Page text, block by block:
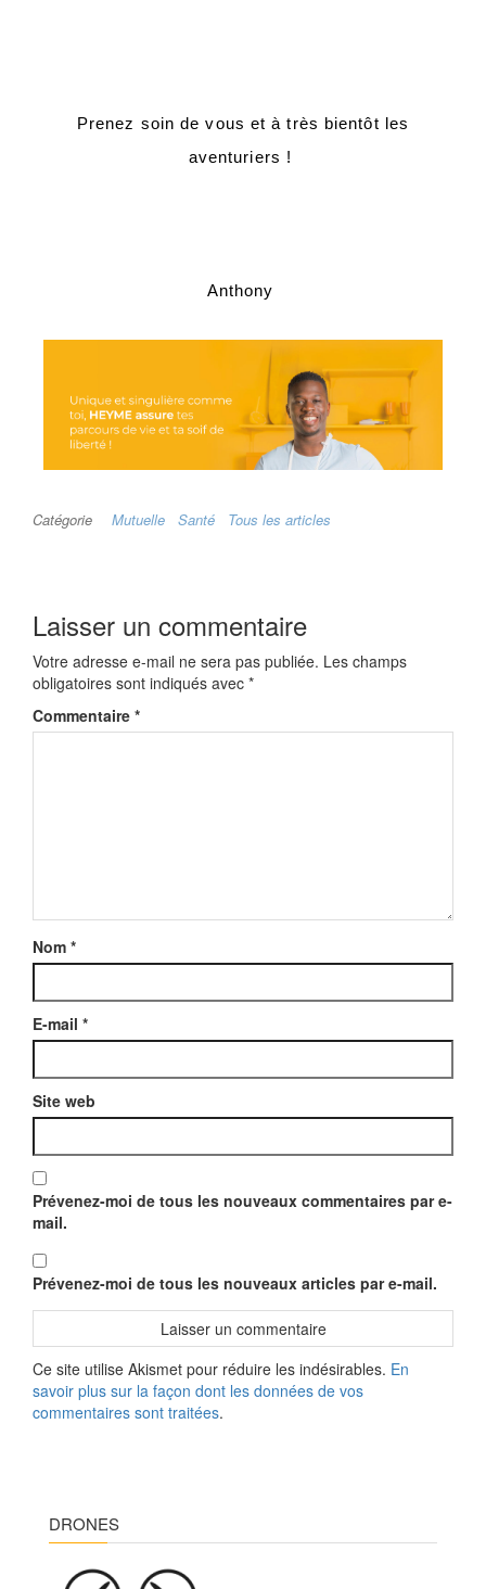
Prenez soin de vous et à très bientôt les
aventuriers !
Anthony
Catégorie Mutuelle Santé Tous les articles
Laisser un commentaire
Votre adresse e-mail ne sera pas publiée. Les champs
obligatoires sont indiqués avec *
Commentaire *
Nom *
E-mail *
Site web
Prévenez-moi de tous les nouveaux commentaires par e-
mail.
Prévenez-moi de tous les nouveaux articles par e-mail.
Ce site utilise Akismet pour réduire les indésirables. En
savoir plus sur la façon dont les données de vos
commentaires sont traitées.
DRONES